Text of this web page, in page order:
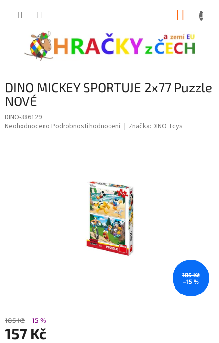
DINO MICKEY SPORTUJE 2x77 Puzzle
NOVÉ
DINO-386129
Průměrné
Neohodnoceno Podrobnosti hodnocení Značka: DINO Toys
185 Kč
–15 %
185 Kč –15 %
157 Kč